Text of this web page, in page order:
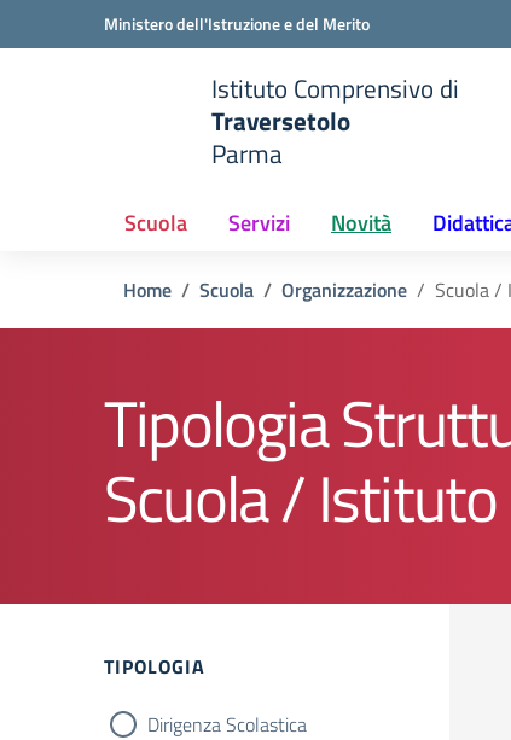
Vai ai contenuti
Vai al menu di navigazioneMinistero dell'Istruzione e del Merito
Istituto Comprensivo di
Traversetolo
Parma
Scuola Servizi Novità
Home Scuola Organizzazione Scuola
Tipologia
Scuola / Istituto
TIPOLOGIA
Dirigenza Scolastica